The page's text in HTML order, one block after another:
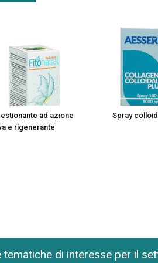
ad azione
e rigenerante
Spray
tematiche di interesse per il